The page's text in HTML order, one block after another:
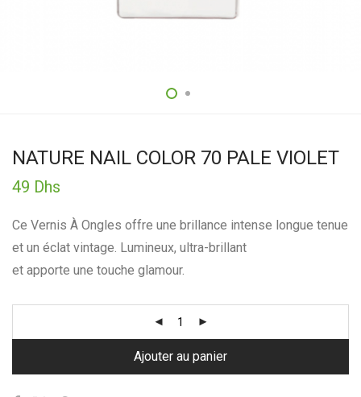
NATURE NAIL COLOR 70 PALE VIOLET
49 Dhs
Ce Vernis À Ongles offre une brillance intense longue tenue
et un éclat vintage. Lumineux, ultra-brillant
et apporte une touche glamour.
Ajouter au panier